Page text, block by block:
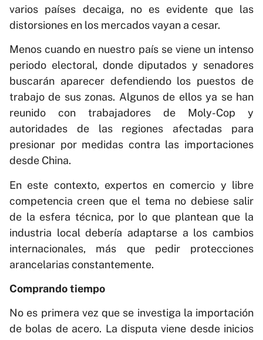
varios países decaiga, no es evidente que las
distorsiones en los mercados vayan a cesar.
Menos cuando en nuestro país se viene un intenso
periodo electoral, donde diputados y senadores
buscarán aparecer defendiendo los puestos de
trabajo de sus zonas. Algunos de ellos ya se han
reunido con trabajadores de Moly-Cop y
autoridades de las regiones afectadas para
presionar por medidas contra las importaciones
desde China.
En este contexto, expertos en comercio y libre
competencia creen que el tema no debiese salir
de la esfera técnica, por lo que plantean que la
industria local debería adaptarse a los cambios
internacionales, más que pedir protecciones
arancelarias constantemente.
Comprando tiempo
No es primera vez que se investiga la importación
de bolas de acero. La disputa viene desde inicios